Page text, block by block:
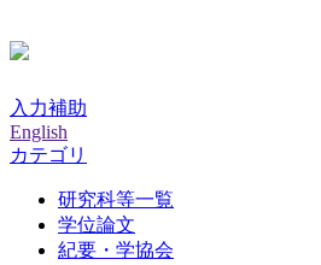
入力補助
English
カテゴリ
研究科等一覧
学位論文
紀要・学協会